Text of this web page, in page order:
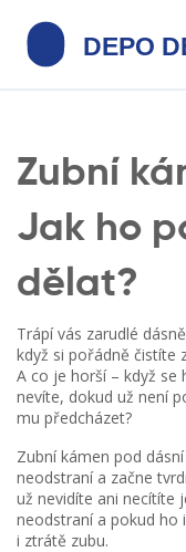
Zubní
Jak ho
dělat?
Trápí vás zarudlé
když si pořádně čistíte
A co je horší – když
nevíte, dokud už není
mu předcházet?
Zubní kámen pod
neodstraní a začne
už nevidíte ani necítíte
neodstraní a pokud ho
i ztrátě zubu.